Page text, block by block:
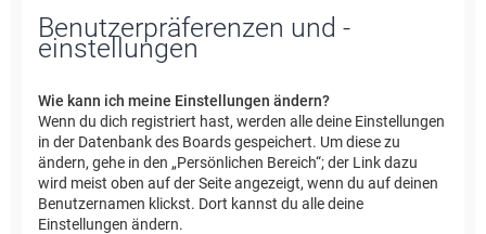
Benutzerpräferenzen und -
einstellungen
Wie kann ich meine Einstellungen ändern?
Wenn du dich registriert hast, werden alle deine Einstellungen
in der Datenbank des Boards gespeichert. Um diese zu
ändern, gehe in den „Persönlichen Bereich“; der Link dazu
wird meist oben auf der Seite angezeigt, wenn du auf deinen
Benutzernamen klickst. Dort kannst du alle deine
Einstellungen ändern.